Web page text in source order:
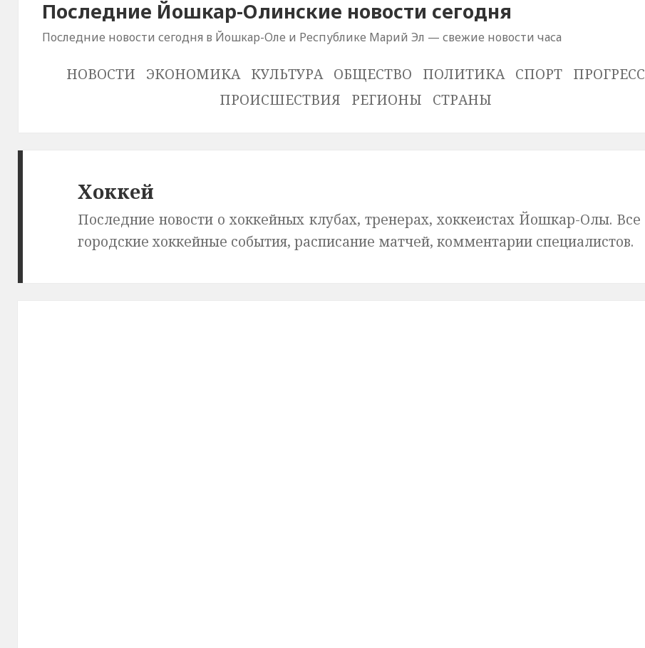
Последние Йошкар-Олинские новости сегодня
Последние новости сегодня в Йошкар-Оле и Республике Марий Эл — свежие новости часа
НОВОСТИ ЭКОНОМИКА КУЛЬТУРА ОБЩЕСТВО ПОЛИТИКА СПОРТ
ПРОГРЕСС
ПРОИСШЕСТВИЯ
РЕГИОНЫ СТРАНЫ
Хоккей
Последние новости о хоккейных клубах, тренерах, хоккеистах Йошкар-Олы. Все
городские хоккейные события, расписание матчей, комментарии специалистов.